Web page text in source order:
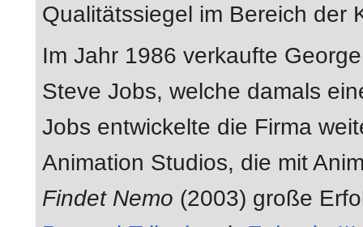
Qualitätssiegel im Bereich der
Im Jahr 1986 verkaufte
Steve Jobs, welche damals
Jobs entwickelte die Firma
Animation Studios, die mit
Findet Nemo (2003) große